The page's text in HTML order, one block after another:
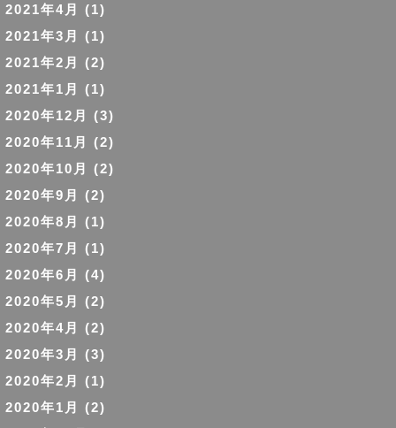
2021年4月
(1)
2021年3月
(1)
2021年2月
(2)
2021年1月
(1)
2020年12月
(3)
2020年11月
(2)
2020年10月
(2)
2020年9月
(2)
2020年8月
(1)
2020年7月
(1)
2020年6月
(4)
2020年5月
(2)
2020年4月
(2)
2020年3月
(3)
2020年2月
(1)
2020年1月
(2)